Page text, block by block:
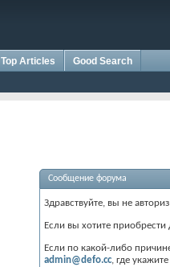
Top Articles Good Search
Сообщение форума
Здравствуйте, вы не
Если вы хотите
Если по какой-либо
admin@defo.cc, где